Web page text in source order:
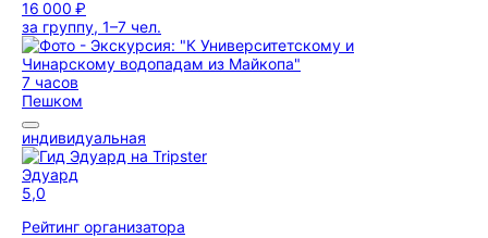
16 000 ₽
за группу, 1–7 чел.
7 часов
Пешком
индивидуальная
Эдуард
5,0
Рейтинг организатора